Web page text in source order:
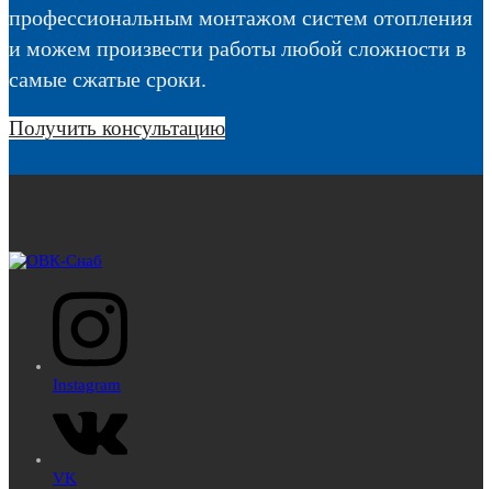
профессиональным монтажом систем отопления
и можем произвести работы любой сложности в
самые сжатые сроки.
Получить консультацию
Instagram
VK